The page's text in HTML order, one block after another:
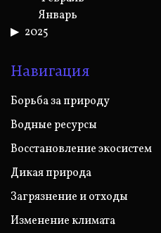
Январь
2025
Навигация
Борьба за природу
Водные ресурсы
Восстановление экосистем
Дикая природа
Загрязнение и отходы
Изменение климата